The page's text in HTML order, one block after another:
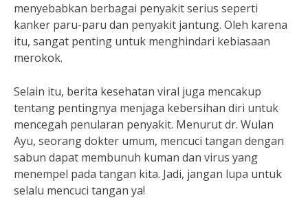
menyebabkan berbagai penyakit serius seperti
kanker paru-paru dan penyakit jantung. Oleh karena
itu, sangat penting untuk menghindari kebiasaan
merokok.
Selain itu, berita kesehatan viral juga mencakup
tentang pentingnya menjaga kebersihan diri untuk
mencegah penularan penyakit. Menurut dr. Wulan
Ayu, seorang dokter umum, mencuci tangan dengan
sabun dapat membunuh kuman dan virus yang
menempel pada tangan kita. Jadi, jangan lupa untuk
selalu mencuci tangan ya!